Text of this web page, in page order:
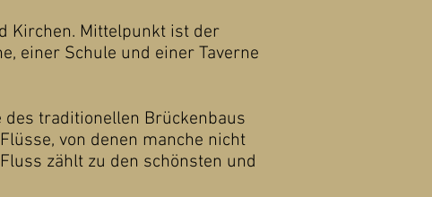
Kirchen. Mittelpunkt ist der
einer Schule und einer Taverne
traditionellen Brückenbaus
von denen manche nicht
zählt zu den schönsten und